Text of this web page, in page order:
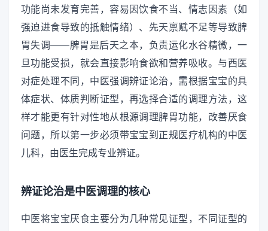
功能尚未发育完善，容易因饮食不当、情志因素（如
强迫进食导致的抵触情绪）、先天禀赋不足等导致脾
胃失调——脾胃是后天之本，负责运化水谷精微，一
旦功能受损，就会直接影响食欲和营养吸收。与西医
对症处理不同，中医强调辨证论治，需根据宝宝的具
体症状、体质判断证型，再选择合适的调理方法，这
样才能更有针对性地从根源调理脾胃功能，改善厌食
问题，所以第一步必须带宝宝到正规医疗机构的中医
儿科，由医生完成专业辨证。
辨证论治是中医调理的核心
中医将宝宝厌食主要分为几种常见证型，不同证型的